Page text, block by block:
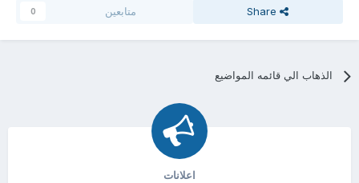
Share متابعين 0
الذهاب الي قائمه المواضيع
اعلانات